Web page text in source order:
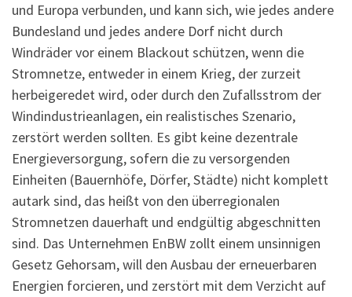
und Europa verbunden, und kann sich, wie jedes andere
Bundesland und jedes andere Dorf nicht durch
Windräder vor einem Blackout schützen, wenn die
Stromnetze, entweder in einem Krieg, der zurzeit
herbeigeredet wird, oder durch den Zufallsstrom der
Windindustrieanlagen, ein realistisches Szenario,
zerstört werden sollten. Es gibt keine dezentrale
Energieversorgung, sofern die zu versorgenden
Einheiten (Bauernhöfe, Dörfer, Städte) nicht komplett
autark sind, das heißt von den überregionalen
Stromnetzen dauerhaft und endgültig abgeschnitten
sind. Das Unternehmen EnBW zollt einem unsinnigen
Gesetz Gehorsam, will den Ausbau der erneuerbaren
Energien forcieren, und zerstört mit dem Verzicht auf